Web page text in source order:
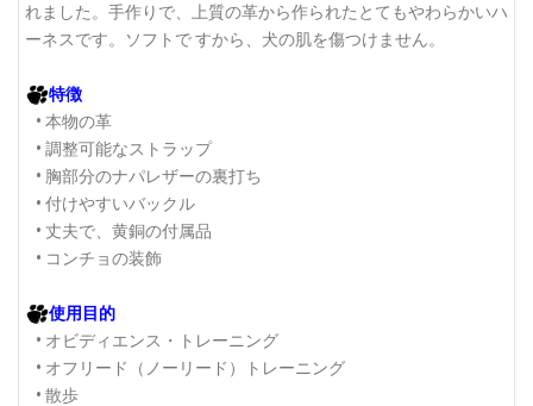
れました。手作りで、上質の革から作られたとてもやわらかいハ
ーネスです。ソフトで すから、犬の肌を傷つけません。
特徴
• 本物の革
• 調整可能なストラップ
• 胸部分のナパレザーの裏打ち
• 付けやすいバックル
• 丈夫で、黄銅の付属品
• コンチョの装飾
使用目的
• オビディエンス・トレーニング
• オフリード（ノーリード）トレーニング
• 散歩